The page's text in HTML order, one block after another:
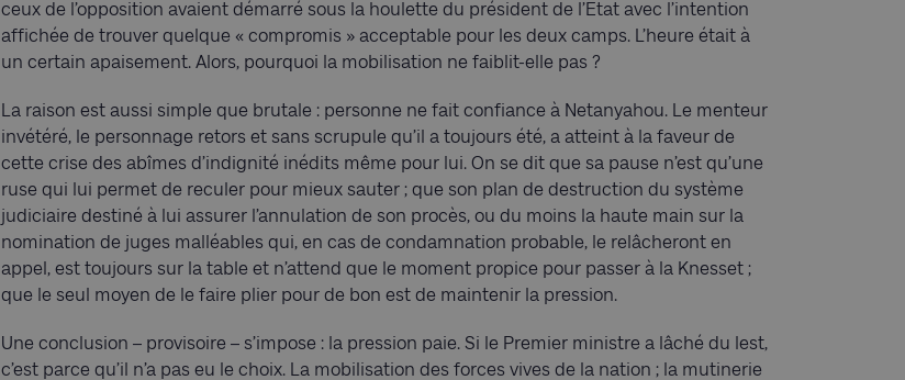
ceux de l’opposition avaient démarré sous la houlette du président de l’Etat avec l’intention
affichée de trouver quelque « compromis » acceptable pour les deux camps. L’heure était à
un certain apaisement. Alors, pourquoi la mobilisation ne faiblit-elle pas ?
La raison est aussi simple que brutale : personne ne fait confiance à Netanyahou. Le menteur
invétéré, le personnage retors et sans scrupule qu’il a toujours été, a atteint à la faveur de
cette crise des abîmes d’indignité inédits même pour lui. On se dit que sa pause n’est qu’une
ruse qui lui permet de reculer pour mieux sauter ; que son plan de destruction du système
judiciaire destiné à lui assurer l’annulation de son procès, ou du moins la haute main sur la
nomination de juges malléables qui, en cas de condamnation probable, le relâcheront en
appel, est toujours sur la table et n’attend que le moment propice pour passer à la Knesset ;
que le seul moyen de le faire plier pour de bon est de maintenir la pression.
Une conclusion – provisoire – s’impose : la pression paie. Si le Premier ministre a lâché du lest,
c’est parce qu’il n’a pas eu le choix. La mobilisation des forces vives de la nation ; la mutinerie